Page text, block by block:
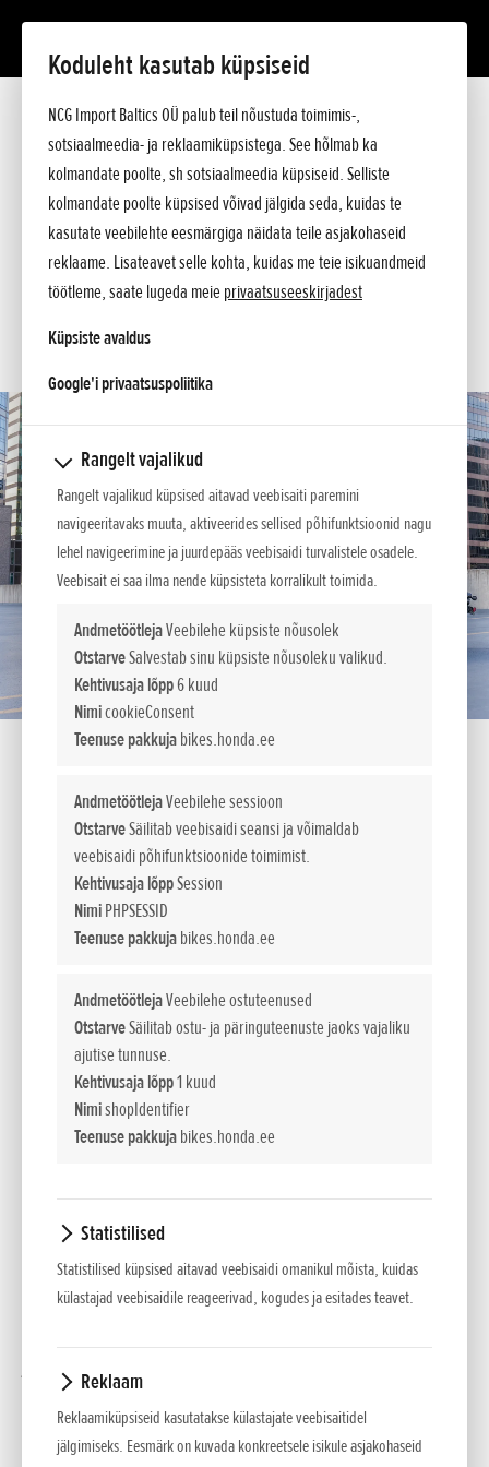
Koduleht kasutab küpsiseid
NCG Import Baltics OÜ palub teil nõustuda toimimis-,
sotsiaalmeedia- ja reklaamiküpsistega. See hõlmab ka
kolmandate poolte, sh sotsiaalmeedia küpsiseid. Selliste
kolmandate poolte küpsised võivad jälgida seda, kuidas te
kasutate veebilehte eesmärgiga näidata teile asjakohaseid
reklaame. Lisateavet selle kohta, kuidas me teie isikuandmeid
töötleme, saate lugeda meieprivaatsuseeskirjadest
Küpsiste avaldus
Google'i privaatsuspoliitikaopens in a new tab
Rangelt vajalikud
Rangelt vajalikud küpsised aitavad veebisaiti paremini
navigeeritavaks muuta, aktiveerides sellised põhifunktsioonid nagu
lehel navigeerimine ja juurdepääs veebisaidi turvalistele osadele.
Veebisait ei saa ilma nende küpsisteta korralikult toimida.
AndmetöötlejaVeebilehe küpsiste nõusolek
OtstarveSalvestab sinu küpsiste nõusoleku valikud.
Kehtivusaja lõpp6 kuud
NimicookieConsent
Teenuse pakkujabikes.honda.ee
AndmetöötlejaVeebilehe sessioon
OtstarveSäilitab veebisaidi seansi ja võimaldab
veebisaidi põhifunktsioonide toimimist.
Kehtivusaja lõppSession
NimiPHPSESSID
Teenuse pakkujabikes.honda.ee
AndmetöötlejaVeebilehe ostuteenused
OtstarveSäilitab ostu- ja päringuteenuste jaoks vajaliku
ajutise tunnuse.
Kehtivusaja lõpp1 kuud
NimishopIdentifier
Teenuse pakkujabikes.honda.ee
Statistilised
Statistilised küpsised aitavad veebisaidi omanikul mõista, kuidas
külastajad veebisaidile reageerivad, kogudes ja esitades teavet.
Reklaam
Reklaamiküpsiseid kasutatakse külastajate veebisaitidel
jälgimiseks. Eesmärk on kuvada konkreetsele isikule asjakohaseid
Tutvustus
CMX1100T Rebel ja Special Edition
Tehnilised andmed
Argumendid
Küsi lisa
KÜSI PAKKUMIST
SOOVIN PROOVISÕIDULE
SOOVIN TEENINDUSE AEGA
KONTAKT
Meis kõigis on mässaja.
Asi pole vaid selles, kust te tulete, vaid selles, kuhu te lähete.
Ja uus CMX1100 Rebel on loodud viima teid sinna ainulaadses
tänavasõidu stiilis. Kahesilindrilise mootori suurem võimsus
pöörete. Avaram sõiduasend – tõstetud ja juhi poole tagasi
tõmmatud juhtraud, ettepoole viidud jalatoed ja 10 mm
kõrgem sadul – tagab mugavama ja kindlama asendi. Ja
uhiuus 5-tolline TFT-ekraan koos Honda RoadSynci
nutitelefoni ühenduvusega hoiab teid sõidu ajal kõigega
Pikk, madal ja kaunis
CMX1100 Rebel on ka sihvakas.
710 mm kõrgune sadul tagab lihtsa juhitavuse väikesel
kiirusel ja jala hõlpsa mahatoetamise. Ja detailid on täpselt
jõulise mootori kohal. Nii eesmised kui ka tagumised
porilauad on valmistatud 1 mm paksusest terasest ja
kinnitatud valualumiiniumi külge. Mootorratta disaini tõeline
klassika – ümar esituli – on saanud moodsa nüansi: Rebeli